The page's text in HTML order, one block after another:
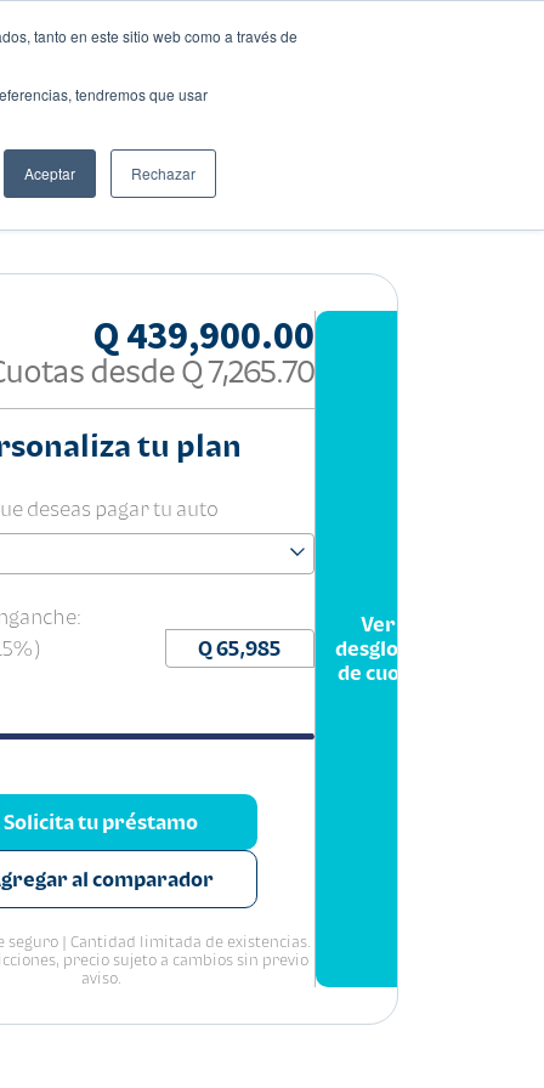
tanto en este sitio web como a través de
tendremos que usar
Aceptar Rechazar
Compartir:
Q 439,900.00
desde Q 7,265.70
tu plan
deseas pagar tu auto
Solicita tu préstamo
al comparador
seguro | Cantidad limitada de existencias.
precio sujeto a cambios sin previo
aviso.
Ver
desglose
de cuota